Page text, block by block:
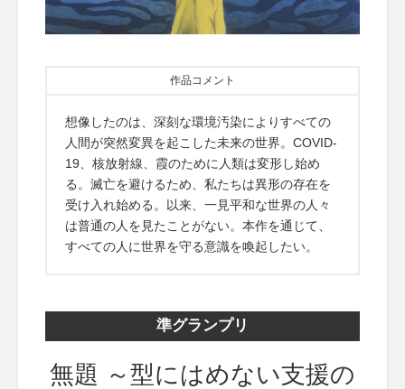
作品コメント
想像したのは、深刻な環境汚染によりすべての
人間が突然変異を起こした未来の世界。COVID-
19、核放射線、霞のために人類は変形し始め
る。滅亡を避けるため、私たちは異形の存在を
受け入れ始める。以来、一見平和な世界の人々
は普通の人を見たことがない。本作を通じて、
すべての人に世界を守る意識を喚起したい。
準グランプリ
無題 ～型にはめない支援の